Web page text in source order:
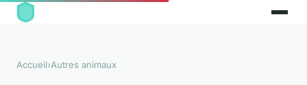
Accueil›Autres animaux